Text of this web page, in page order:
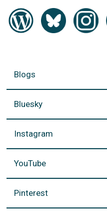
Blogs
Bluesky
Instagram
YouTube
Pinterest